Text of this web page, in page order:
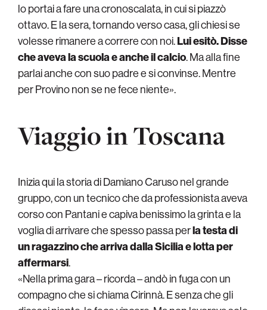
lo portai a fare una cronoscalata, in cui si piazzò
ottavo. E la sera, tornando verso casa, gli chiesi se
volesse rimanere a correre con noi.Lui esitò. Disse
che aveva la scuola e anche il calcio. Ma alla fine
parlai anche con suo padre e si convinse. Mentre
per Provino non se ne fece niente».
Viaggio in Toscana
Inizia qui la storia di Damiano Caruso nel grande
gruppo, con un tecnico che da professionista aveva
corso con Pantani e capiva benissimo la grinta e la
voglia di arrivare che spesso passa perla testa di
un ragazzino che arriva dalla Sicilia e lotta per
affermarsi.
«Nella prima gara – ricorda – andò in fuga con un
compagno che si chiama Cirinnà. E senza che gli